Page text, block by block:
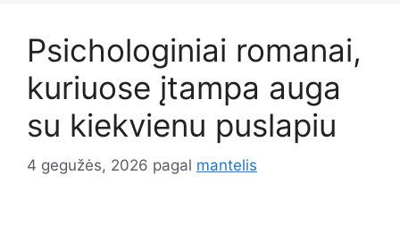
Psichologiniai romanai,
kuriuose įtampa auga
su kiekvienu puslapiu
4 gegužės, 2026 pagal mantelis